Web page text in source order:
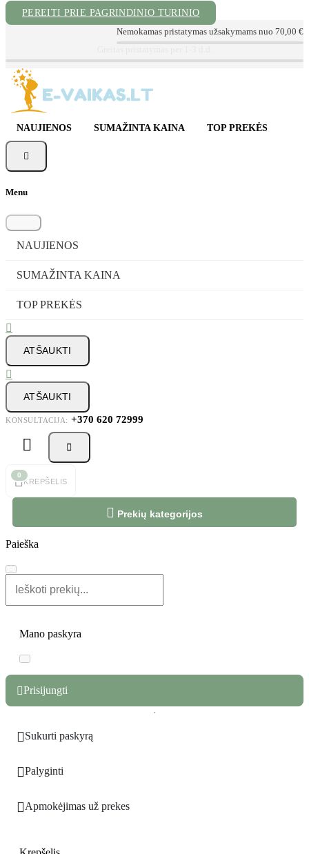
PEREITI PRIE PAGRINDINIO TURINIO
Nemokamas pristatymas užsakymams nuo 70,00 €
NAUJIENOS SUMAŽINTA KAINA TOP PREKĖS

Menu
NAUJIENOS
SUMAŽINTA KAINA
TOP PREKĖS

ATŠAUKTI

ATŠAUKTI
KONSULTACIJA: +370 620 72999
 

0
KREPŠELIS
 Prekių kategorijos
Paieška
Mano paskyra
Prisijungti
Sukurti paskyrą
Palyginti
Apmokėjimas už prekes